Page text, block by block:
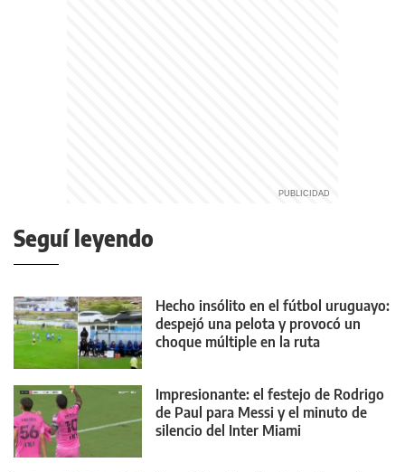
Seguí leyendo
Hecho insólito en el fútbol uruguayo:
despejó una pelota y provocó un
choque múltiple en la ruta
Impresionante: el festejo de Rodrigo
de Paul para Messi y el minuto de
silencio del Inter Miami